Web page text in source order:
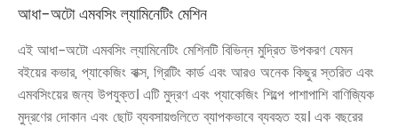
আধা-অটো এমবসিং ল্যামিনেটিং মেশিন
এই আধা-অটো এমবসিং ল্যামিনেটিং মেশিনটি বিভিন্ন মুদ্রিত উপকরণ যেমন
বইয়ের কভার, প্যাকেজিং বাক্স, গ্রিটিং কার্ড এবং আরও অনেক কিছুর স্তরিত এবং
এমবসিংয়ের জন্য উপযুক্ত। এটি মুদ্রণ এবং প্যাকেজিং শিল্পে পাশাপাশি বাণিজ্যিক
মুদ্রণের দোকান এবং ছোট ব্যবসায়গুলিতে ব্যাপকভাবে ব্যবহৃত হয়। এক বছরের